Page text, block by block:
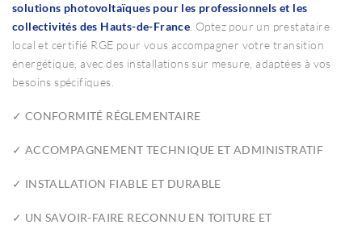
solutions photovoltaïques pour les professionnels et les
collectivités des Hauts-de-France . Optez pour un prestataire
local et certifié RGE pour vous accompagner votre transition
énergétique, avec des installations sur mesure, adaptées à vos
besoins spécifiques.
✓ CONFORMITÉ RÉGLEMENTAIRE
✓ ACCOMPAGNEMENT TECHNIQUE ET ADMINISTRATIF
✓ INSTALLATION FIABLE ET DURABLE
✓ UN SAVOIR-FAIRE RECONNU EN TOITURE ET